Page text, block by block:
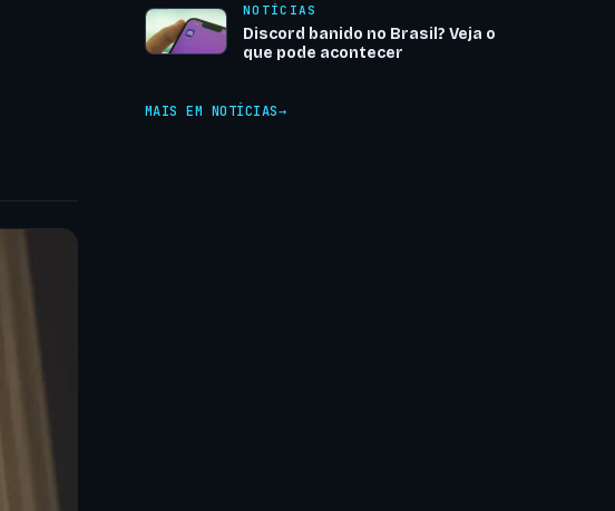
NOTÍCIAS
Discord banido no Brasil? Veja o
que pode acontecer
MAIS EM NOTÍCIAS